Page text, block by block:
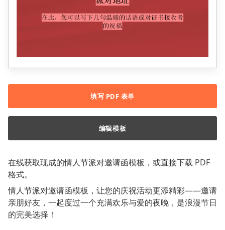
在线获取现成的情人节派对邀请函模板，或直接下载 PDF
格式。
情人节派对邀请函模板，让您的庆祝活动更添精彩——邀请
亲朋好友，一起度过一个充满欢乐与爱的夜晚，是浪漫节日
的完美选择！
填写 PDF 表单
编辑模板